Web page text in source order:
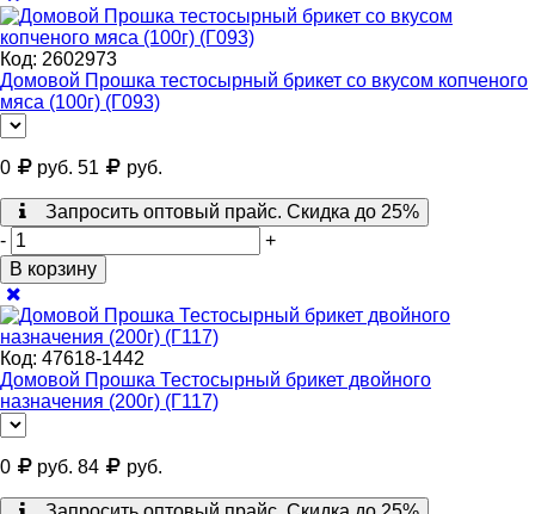
Код: 2602973
Домовой Прошка тестосырный брикет со вкусом копченого
мяса (100г) (Г093)
0 руб. 51 руб.
Запросить оптовый прайс. Скидка до 25%
-
+
В корзину
Код: 47618-1442
Домовой Прошка Тестосырный брикет двойного
назначения (200г) (Г117)
0 руб. 84 руб.